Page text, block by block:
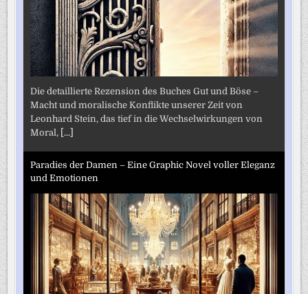
Die detaillierte Rezension des Buches Gut und Böse –
Macht und moralische Konflikte unserer Zeit von
Leonhard Stein, das tief in die Wechselwirkungen von
Moral, [...]
Paradies der Damen – Eine Graphic Novel voller Eleganz
und Emotionen